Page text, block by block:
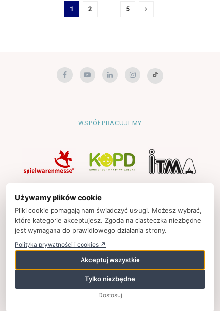
1 2 5
WSPÓŁPRACUJEMY
Strona główna
Polityka prywatności
Kontakt
Strony partnerskie
© 2025zpkinfo.pl,
ul. Ku Wiśle 7, 00-707 Warszawa, Polska,
+48 (22) 50 65 852,
wspolpraca@zpkinfo.pl
Używamy plików cookie
Pliki cookie pomagają nam świadczyć usługi. Możesz wybrać,
które kategorie akceptujesz. Zgoda na ciasteczka niezbędne
jest wymagana do prawidłowego działania strony.
Polityka prywatności i cookies ↗
Akceptuj wszystkie
Tylko niezbędne
Dostosuj